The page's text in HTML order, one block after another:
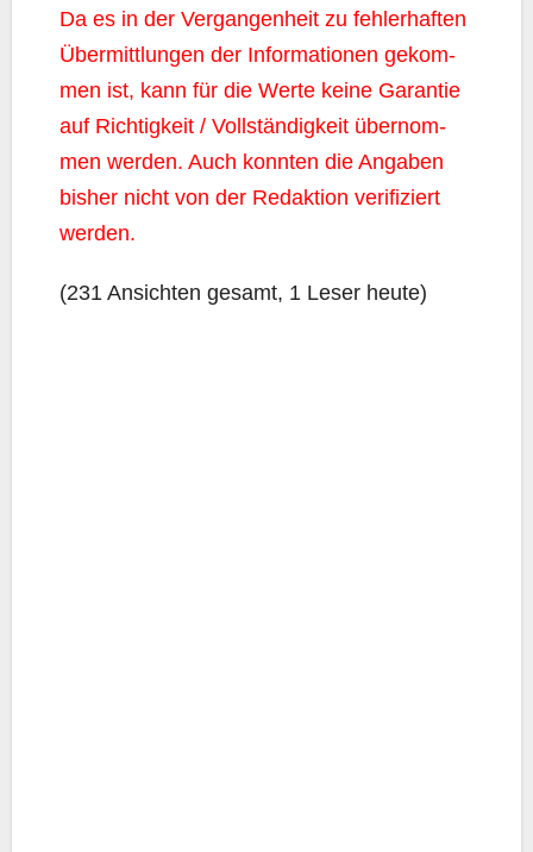
Da es in der Ver­gan­gen­heit zu feh­ler­haf­ten
Über­mitt­lun­gen der Infor­ma­tio­nen gekom­
men ist, kann für die Wer­te kei­ne Garan­tie
auf Rich­tig­keit / Voll­stän­dig­keit über­nom­
men wer­den. Auch konn­ten die Anga­ben
bis­her nicht von der Redak­ti­on veri­fi­ziert
werden.
(231 Ansich­ten gesamt, 1 Leser heute)